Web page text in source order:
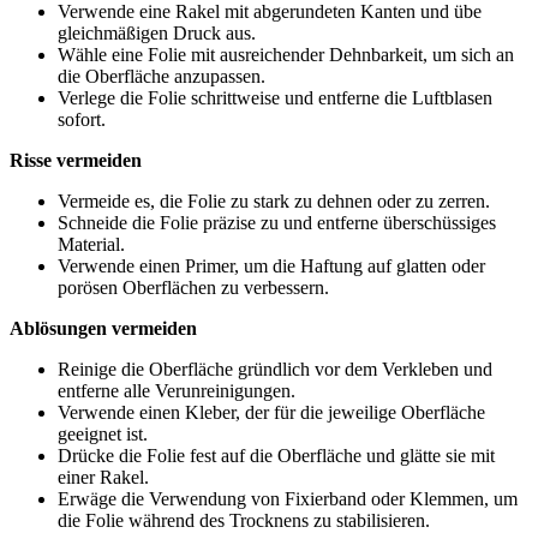
Verwende eine Rakel mit abgerundeten Kanten und übe
gleichmäßigen Druck aus.
Wähle eine Folie mit ausreichender Dehnbarkeit, um sich an
die Oberfläche anzupassen.
Verlege die Folie schrittweise und entferne die Luftblasen
sofort.
Risse vermeiden
Vermeide es, die Folie zu stark zu dehnen oder zu zerren.
Schneide die Folie präzise zu und entferne überschüssiges
Material.
Verwende einen Primer, um die Haftung auf glatten oder
porösen Oberflächen zu verbessern.
Ablösungen vermeiden
Reinige die Oberfläche gründlich vor dem Verkleben und
entferne alle Verunreinigungen.
Verwende einen Kleber, der für die jeweilige Oberfläche
geeignet ist.
Drücke die Folie fest auf die Oberfläche und glätte sie mit
einer Rakel.
Erwäge die Verwendung von Fixierband oder Klemmen, um
die Folie während des Trocknens zu stabilisieren.